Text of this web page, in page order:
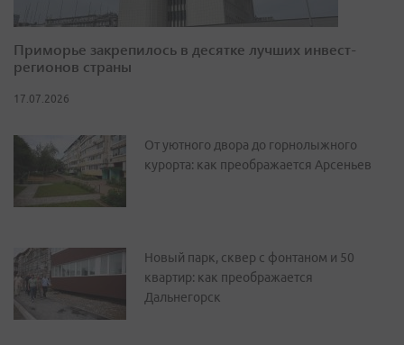
Приморье закрепилось в десятке лучших инвест-
регионов страны
17.07.2026
От уютного двора до горнолыжного
курорта: как преображается Арсеньев
Новый парк, сквер с фонтаном и 50
квартир: как преображается
Дальнегорск